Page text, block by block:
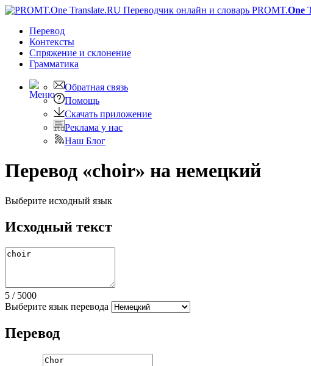
PROMT.One
Перевод
Контексты
Спряжение и склонение
Грамматика
Обратная связь
Помощь
Скачать приложение
Реклама у нас
Наш Блог
Перевод «choir» на немецкий
Выберите исходный язык
Исходный текст
5 / 5000
Выберите язык перевода
Перевод